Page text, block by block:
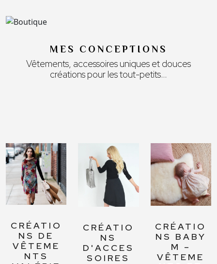
MES CONCEPTIONS
Vêtements, accessoires uniques et douces
créations pour les tout-petits…
CRÉATIO
NS DE
VÊTEME
NTS
CRÉATIO
NS
D'ACCES
SOIRES
CRÉATIO
NS BABY
M –
VÊTEME